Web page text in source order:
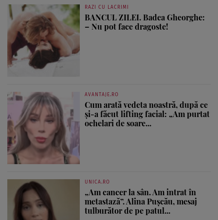
RAZI CU LACRIMI
BANCUL ZILEI. Badea Gheorghe:
– Nu pot face dragoste!
AVANTAJE.RO
Cum arată vedeta noastră, după ce
și-a făcut lifting facial: „Am purtat
ochelari de soare...
UNICA.RO
„Am cancer la sân. Am intrat în
metastază”. Alina Pușcău, mesaj
tulburător de pe patul...